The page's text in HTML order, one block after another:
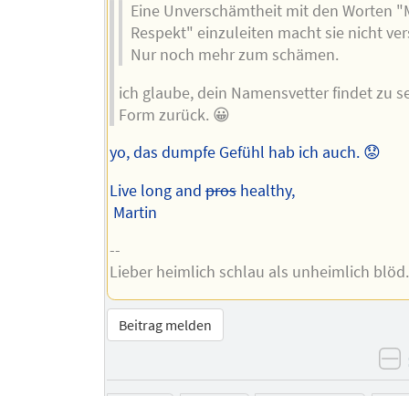
Eine Unverschämtheit mit den Worten
Respekt" einzuleiten macht sie nicht
Nur noch mehr zum schämen.
ich glaube, dein Namensvetter findet zu
Form zurück. 😀
yo, das dumpfe Gefühl hab ich auch. 😟
Live long andproshealthy,
Martin
--
Lieber heimlich schlau als unheimlich blöd.
Beitrag melden